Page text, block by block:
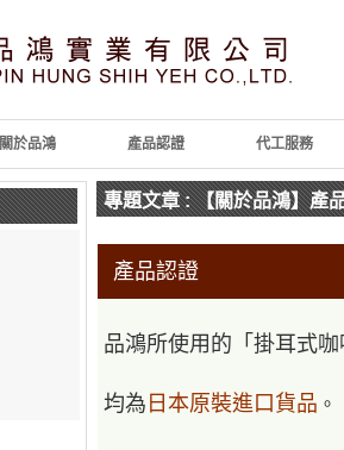
關於品鴻 產品認證 代工服務
專題文章: 【關於品鴻】產
產品認證
品鴻所使用的「掛耳式咖
均為 日本原裝進口貨品 。